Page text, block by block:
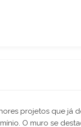
projetos que já
O muro se